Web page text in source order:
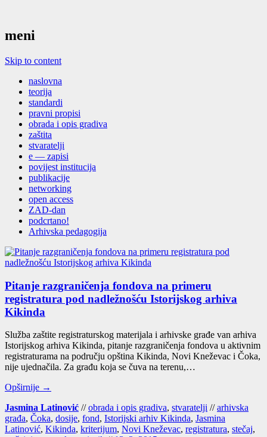
meni
Skip to content
naslovna
teorija
standardi
pravni propisi
obrada i opis gradiva
zaštita
stvaratelji
e — zapisi
povijest institucija
publikacije
networking
open access
ZAD-dan
podcrtano!
Arhivska pedagogija
Pitanje razgraničenja fondova na primeru
registratura pod nadležnošću Istorijskog arhiva
Kikinda
Služ­ba zašti­te regis­tra­tur­skog mate­ri­ja­la i arhiv­ske gra­đe van arhi­va
Isto­rij­skog arhi­va Kikin­da, pita­nje raz­gra­ni­če­nja fon­do­va u aktiv­nim
regis­tra­tu­ra­ma na podru­čju opšti­na Kikin­da, Novi Kne­že­vac i Čoka,
nije ujed­na­či­la. Za gra­đu koja se čuva na tere­nu,…
Opširnije →
Jasmina Latinović // obrada i opis gradiva, stvaratelji // arhivska
građa, Čoka, dosije, fond, Istorijski arhiv Kikinda, Jasmina
Latinović, Kikinda, kriterijum, Novi Kneževac, registratura, stečaj,